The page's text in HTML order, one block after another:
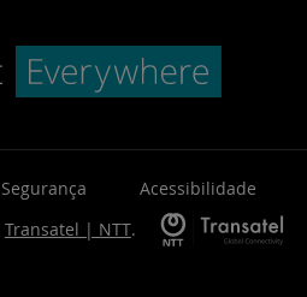
Segurança Acessibilidade
Transatel | NTT.